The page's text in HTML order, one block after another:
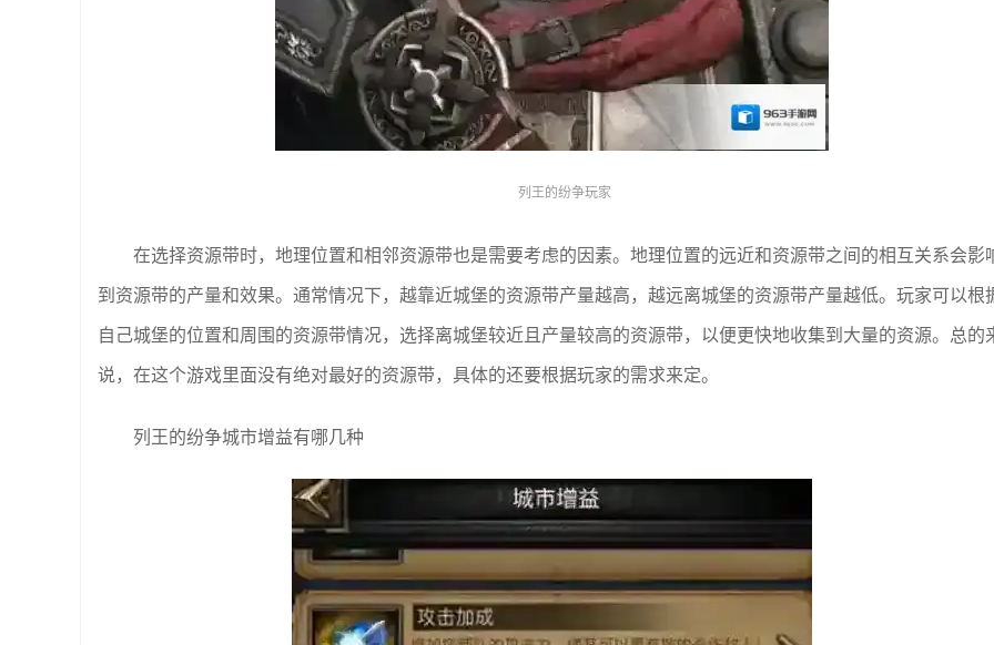
列王的纷争玩家
在选择资源带时，地理位置和相邻资源带也是需要考虑的因素。地理位置的远近和资源带之间的相互关系会影
到资源带的产量和效果。通常情况下，越靠近城堡的资源带产量越高，越远离城堡的资源带产量越低。玩家可以根
自己城堡的位置和周围的资源带情况，选择离城堡较近且产量较高的资源带，以便更快地收集到大量的资源。总的
说，在这个游戏里面没有绝对最好的资源带，具体的还要根据玩家的需求来定。
列王的纷争城市增益有哪几种